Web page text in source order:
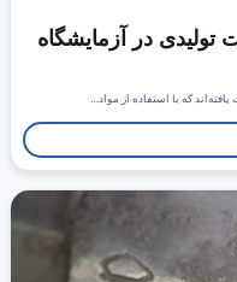
در آزمایشگاه
که با استفاده از مواد…